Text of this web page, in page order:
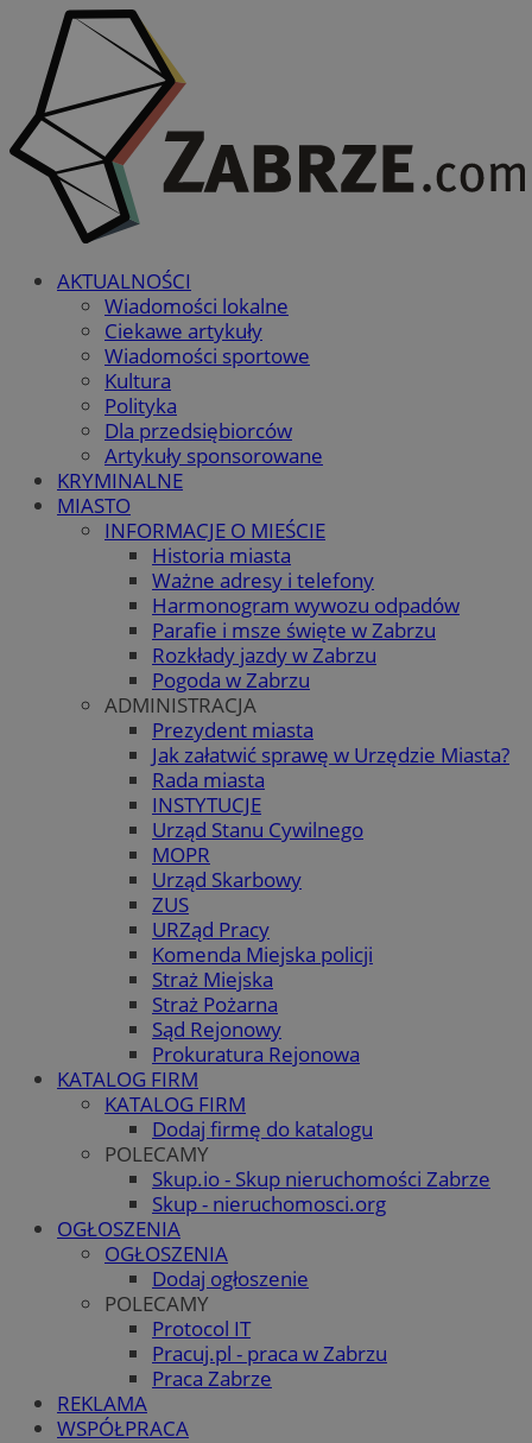
AKTUALNOŚCI
Wiadomości lokalne
Ciekawe artykuły
Wiadomości sportowe
Kultura
Polityka
Dla przedsiębiorców
Artykuły sponsorowane
KRYMINALNE
MIASTO
INFORMACJE O MIEŚCIE
Historia miasta
Ważne adresy i telefony
Harmonogram wywozu odpadów
Parafie i msze święte w Zabrzu
Rozkłady jazdy w Zabrzu
Pogoda w Zabrzu
ADMINISTRACJA
Prezydent miasta
Jak załatwić sprawę w Urzędzie Miasta?
Rada miasta
INSTYTUCJE
Urząd Stanu Cywilnego
MOPR
Urząd Skarbowy
ZUS
URZąd Pracy
Komenda Miejska policji
Straż Miejska
Straż Pożarna
Sąd Rejonowy
Prokuratura Rejonowa
KATALOG FIRM
KATALOG FIRM
Dodaj firmę do katalogu
POLECAMY
Skup.io - Skup nieruchomości Zabrze
Skup - nieruchomosci.org
OGŁOSZENIA
OGŁOSZENIA
Dodaj ogłoszenie
POLECAMY
Protocol IT
Pracuj.pl - praca w Zabrzu
Praca Zabrze
REKLAMA
WSPÓŁPRACA